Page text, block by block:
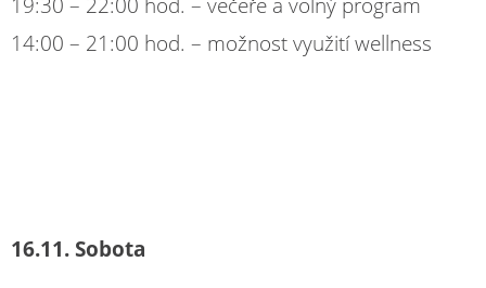
14:00 – 21:00 hod. – možnost využití wellness
16.11. Sobota